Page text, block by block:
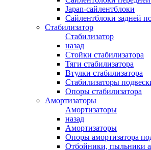
Japan-сайлентблоки
Сайлентблоки задней
Стабилизатор
Стабилизатор
назад
Стойки стабилизатора
Тяги стабилизатора
Втулки стабилизатора
Стабилизаторы
Опоры стабилизатора
Амортизаторы
Амортизаторы
назад
Амортизаторы
Опоры амортизатора
Отбойники, пыльники